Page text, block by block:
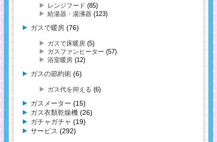
レンジフード (85)
給湯器・湯沸器 (123)
ガスで暖房 (76)
ガスで床暖房 (5)
ガスファンヒーター (57)
浴室暖房 (12)
ガスの節約術 (6)
ガス代を抑える (6)
ガスメーター (15)
ガス衣類乾燥機 (26)
ガチャガチャ (19)
サービス (292)